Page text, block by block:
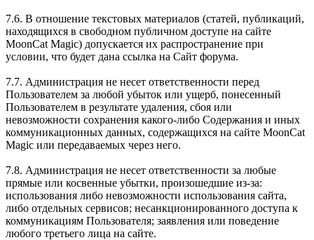
7.6. В отношение текстовых материалов (статей, публикаций,
находящихся в свободном публичном доступе на сайте
MoonCat Magic) допускается их распространение при
условии, что будет дана ссылка на Сайт форума.
7.7. Администрация не несет ответственности перед
Пользователем за любой убыток или ущерб, понесенный
Пользователем в результате удаления, сбоя или
невозможности сохранения какого-либо Содержания и иных
коммуникационных данных, содержащихся на сайте MoonCat
Magic или передаваемых через него.
7.8. Администрация не несет ответственности за любые
прямые или косвенные убытки, произошедшие из-за:
использования либо невозможности использования сайта,
либо отдельных сервисов; несанкционированного доступа к
коммуникациям Пользователя; заявления или поведение
любого третьего лица на сайте.